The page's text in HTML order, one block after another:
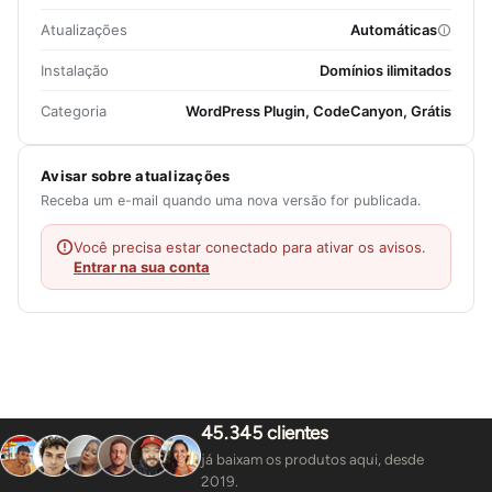
Atualizações Automáticas
Instalação Domínios ilimitados
Categoria WordPress Plugin, CodeCanyon, Grátis
Avisar sobre atualizações
Receba um e-mail quando uma nova versão for publicada.
Você precisa estar conectado para ativar os avisos.
Entrar na sua conta
45.345 clientes
já baixam os produtos aqui, desde
2019.